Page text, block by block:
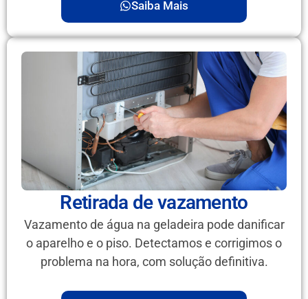
Saiba Mais
Retirada de vazamento
Vazamento de água na geladeira pode danificar
o aparelho e o piso. Detectamos e corrigimos o
problema na hora, com solução definitiva.